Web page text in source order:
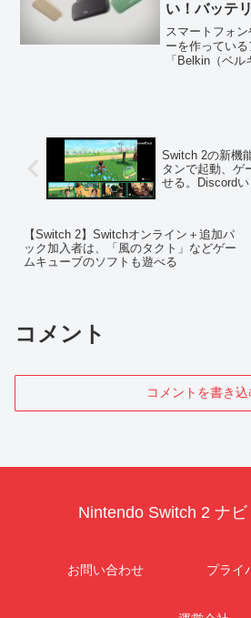
い！バッテ
予約開始
スマートフォ
ーを作ってい
「Belkin（ベ
Switch 2の新機
タンで起動、ゲ
せる。Discordい
【Switch 2】Switchオンライン＋追加パ
ック加入者は、「風のタクト」などゲー
ムキューブのソフトも遊べる
コメント
コメントを書き込
Nintendo Switch 2 ナビ
お問い合わせ
プライ